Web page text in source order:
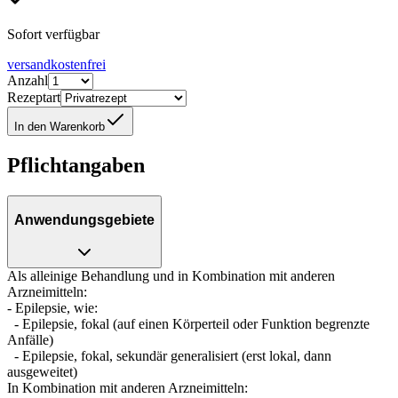
Sofort verfügbar
versandkostenfrei
Anzahl
Rezeptart
In den Warenkorb
Pflichtangaben
Anwendungsgebiete
Als alleinige Behandlung und in Kombination mit anderen
Arzneimitteln:
- Epilepsie, wie:
- Epilepsie, fokal (auf einen Körperteil oder Funktion begrenzte
Anfälle)
- Epilepsie, fokal, sekundär generalisiert (erst lokal, dann
ausgeweitet)
In Kombination mit anderen Arzneimitteln: